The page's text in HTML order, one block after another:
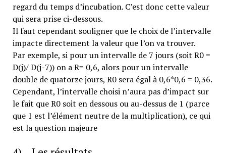
regard du temps d’incubation. C’est donc cette valeur
qui sera prise ci-dessous.
Il faut cependant souligner que le choix de l’intervalle
impacte directement la valeur que l’on va trouver.
Par exemple, si pour un intervalle de 7 jours (soit R0 =
D(j)/ D(j-7)) on a R= 0,6, alors pour un intervalle
double de quatorze jours, R0 sera égal à 0,6*0,6 = 0,36.
Cependant, l’intervalle choisi n’aura pas d’impact sur
le fait que R0 soit en dessous ou au-dessus de 1 (parce
que 1 est l’élément neutre de la multiplication), ce qui
est la question majeure